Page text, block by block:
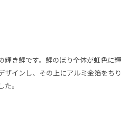
輝き鯉です。鯉のぼり全体が虹色に輝
ザインし、その上にアルミ金箔をちり
。